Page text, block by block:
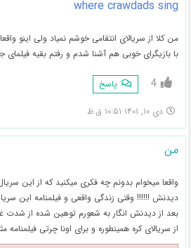
where crawdads sing
من کلا از سریالای انتقامی خوشم نمیاد ولی اینو
با بازیگرای خوبی هم آشنا شدم و رفتم بقیه فیلمای
4 پاسخ
دی ۱۰, ۱۴۰۱ ۱۰:۵۱ ق.ظ
من
واقعا میخوام بدونم چه فکری میکنید که از این
دیدنش !!!!!! وقتی زندگی واقعی و فیلمنامه این
بعد از دیدنش انگار به شعورم توهین شده از شدت
از سریالای کره همینطوره و برای اونا چرتی فیلمنامه